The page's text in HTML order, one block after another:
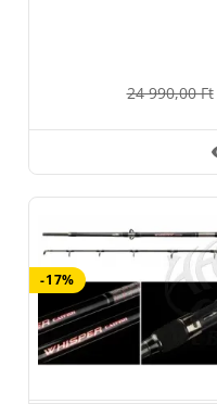
24 990,00 Ft
-17%